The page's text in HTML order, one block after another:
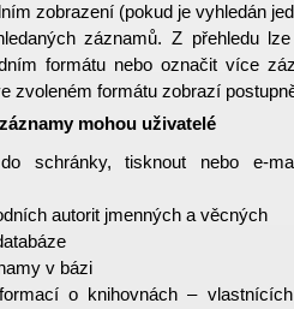
zobrazení (pokud je vyhledán
záznamů. Z přehledu
formátu nebo označit více
zvoleném formátu zobrazí
mohou uživatelé
schránky, tisknout nebo e-
autorit jmenných a věcných
v bázi
o knihovnách –